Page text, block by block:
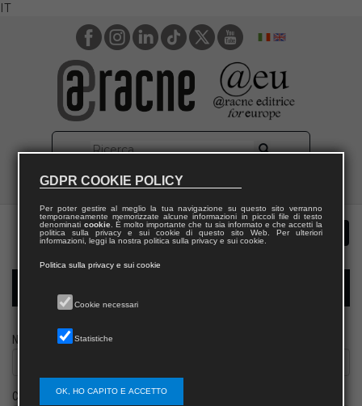
IT
Modulo richiesta saggio biblioteca
Nome
Cognome
GDPR COOKIE POLICY
Per poter gestire al meglio la tua navigazione su questo sito verranno
temporaneamente memorizzate alcune informazioni in piccoli file di testo
denominati cookie. È molto importante che tu sia informato e che accetti la
politica sulla privacy e sui cookie di questo sito Web. Per ulteriori
informazioni, leggi la nostra politica sulla privacy e sui cookie.
Politica sulla privacy e sui cookie
Cookie necessari
Statistiche
OK, HO CAPITO E ACCETTO